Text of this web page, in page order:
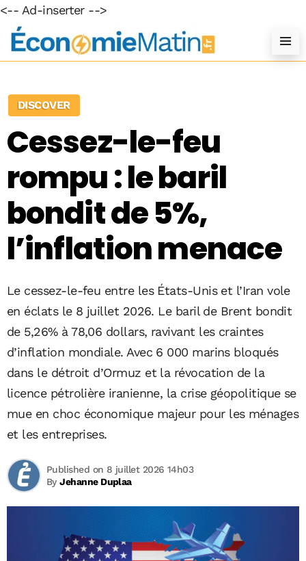
<-- Ad-inserter -->
DISCOVER
Cessez-le-feu
rompu : le baril
bondit de 5%,
l’inflation menace
Le cessez-le-feu entre les États-Unis et l’Iran vole
en éclats le 8 juillet 2026. Le baril de Brent bondit
de 5,26% à 78,06 dollars, ravivant les craintes
d’inflation mondiale. Avec 6 000 marins bloqués
dans le détroit d’Ormuz et la révocation de la
licence pétrolière iranienne, la crise géopolitique se
mue en choc économique majeur pour les ménages
et les entreprises.
ByJehanne Duplaa
Published on 8 juillet 2026 14h03